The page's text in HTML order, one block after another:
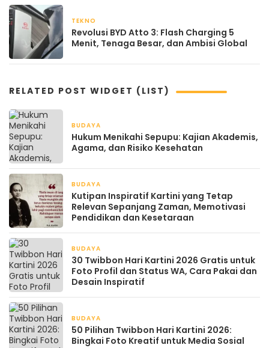
TEKNO
Revolusi BYD Atto 3: Flash Charging 5
Menit, Tenaga Besar, dan Ambisi Global
RELATED POST WIDGET (LIST)
BUDAYA
Hukum Menikahi Sepupu: Kajian Akademis,
Agama, dan Risiko Kesehatan
BUDAYA
Kutipan Inspiratif Kartini yang Tetap
Relevan Sepanjang Zaman, Memotivasi
Pendidikan dan Kesetaraan
BUDAYA
30 Twibbon Hari Kartini 2026 Gratis untuk
Foto Profil dan Status WA, Cara Pakai dan
Desain Inspiratif
BUDAYA
50 Pilihan Twibbon Hari Kartini 2026:
Bingkai Foto Kreatif untuk Media Sosial